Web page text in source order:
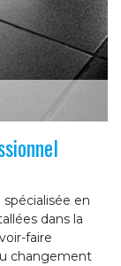
en
dans la
faire
changement